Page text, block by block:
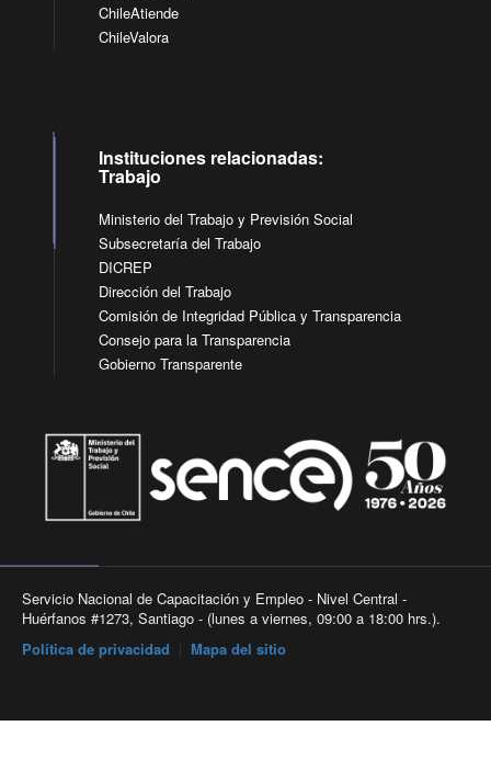
ChileAtiende
ChileValora
Instituciones relacionadas:
Trabajo
Ministerio del Trabajo y Previsión Social
Subsecretaría del Trabajo
DICREP
Dirección del Trabajo
Comisión de Integridad Pública y Transparencia
Consejo para la Transparencia
Gobierno Transparente
Servicio Nacional de Capacitación y Empleo - Nivel Central -
Huérfanos #1273, Santiago - (lunes a viernes, 09:00 a 18:00 hrs.).
Política de privacidad
Mapa del sitio